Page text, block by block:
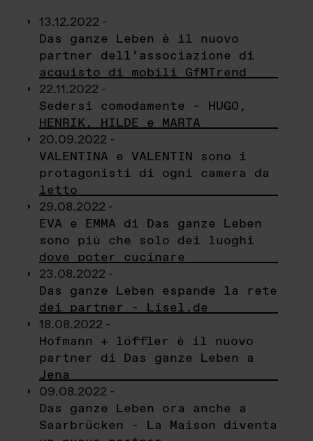
13.12.2022 -
Das ganze Leben è il nuovo
partner dell’associazione di
acquisto di mobili GfMTrend
22.11.2022 -
Sedersi comodamente – HUGO,
HENRIK, HILDE e MARTA
20.09.2022 -
VALENTINA e VALENTIN sono i
protagonisti di ogni camera da
letto
29.08.2022 -
EVA e EMMA di Das ganze Leben
sono più che solo dei luoghi
dove poter cucinare
23.08.2022 -
Das ganze Leben espande la rete
dei partner - Lisel.de
18.08.2022 -
Hofmann + löffler è il nuovo
partner di Das ganze Leben a
Jena
09.08.2022 -
Das ganze Leben ora anche a
Saarbrücken - La Maison diventa